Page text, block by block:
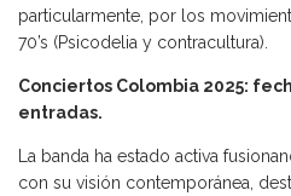
particularmente, por los
70’s (Psicodelia y contracultura).
Conciertos Colombia 2025:
entradas.
La banda ha estado activa
con su visión contemporánea,